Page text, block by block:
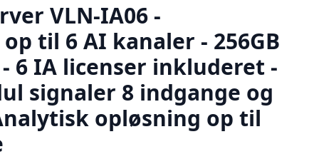
VLN-IA06 -
til 6 AI kanaler - 256GB
- 6 IA licenser inkluderet -
signaler 8 indgange og
opløsning op til